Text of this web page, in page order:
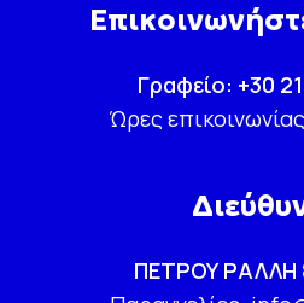
Γραφείο: +30
Ώρες
ΠΕΤΡΟΥ ΡΑΛΛΗ